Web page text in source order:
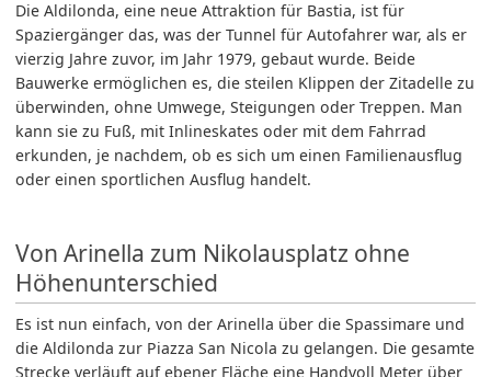
Die Aldilonda, eine neue Attraktion für Bastia, ist für
Spaziergänger das, was der Tunnel für Autofahrer war, als er
vierzig Jahre zuvor, im Jahr 1979, gebaut wurde. Beide
Bauwerke ermöglichen es, die steilen Klippen der Zitadelle zu
überwinden, ohne Umwege, Steigungen oder Treppen. Man
kann sie zu Fuß, mit Inlineskates oder mit dem Fahrrad
erkunden, je nachdem, ob es sich um einen Familienausflug
oder einen sportlichen Ausflug handelt.
Von Arinella zum Nikolausplatz ohne
Höhenunterschied
Es ist nun einfach, von der Arinella über die Spassimare und
die Aldilonda zur Piazza San Nicola zu gelangen. Die gesamte
Strecke verläuft auf ebener Fläche eine Handvoll Meter über